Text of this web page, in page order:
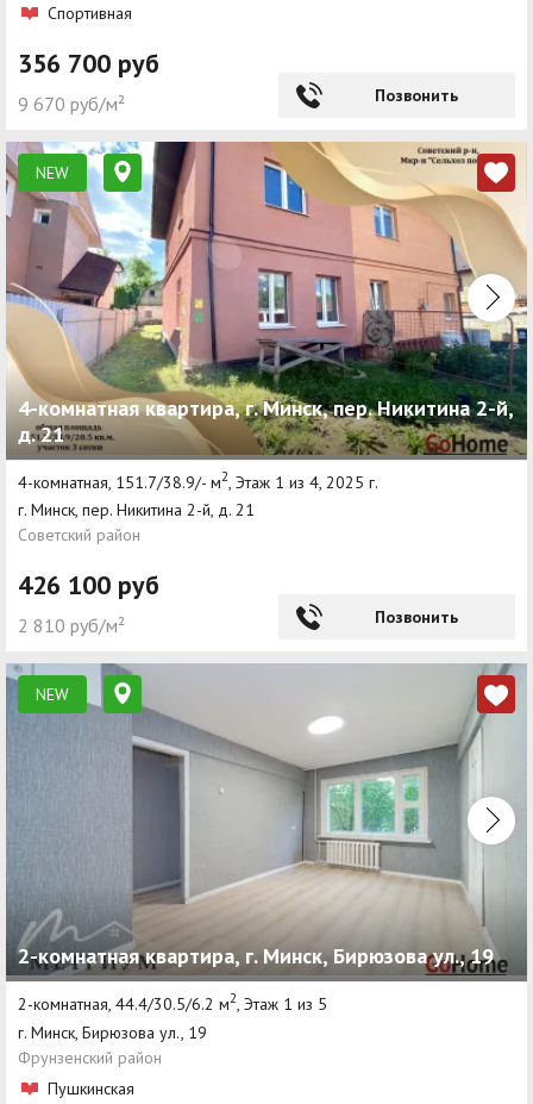
Спортивная
356 700 руб
9 670 руб/м² Позвонить
NEW
4-комнатная квартира, г. Минск, пер. Никитина 2-й,
д. 21
4-комнатная, 151.7/38.9/- м2 , Этаж 1 из 4, 2025 г.
г. Минск, пер. Никитина 2-й, д. 21
Советский район
426 100 руб
2 810 руб/м² Позвонить
NEW
2-комнатная квартира, г. Минск, Бирюзова ул., 19
2-комнатная, 44.4/30.5/6.2 м2, Этаж 1 из 5
г. Минск, Бирюзова ул., 19
Фрунзенский район
Пушкинская